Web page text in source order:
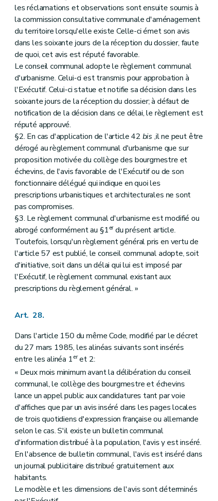
les réclamations et observations sont ensuite soumis à
la commission consultative communale d'aménagement
du territoire lorsqu'elle existe Celle-ci émet son avis
dans les soixante jours de la réception du dossier, faute
de quoi, cet avis est réputé favorable.
Le conseil communal adopte le règlement communal
d'urbanisme. Celui-ci est transmis pour approbation à
l'Exécutif. Celui-ci statue et notifie sa décision dans les
soixante jours de la réception du dossier; à défaut de
notification de la décision dans ce délai, le règlement est
réputé approuvé.
§2. En cas d'application de l'article 42 bis ,il ne peut être
dérogé au règlement communal d'urbanisme que sur
proposition motivée du collège des bourgmestre et
échevins, de l'avis favorable de l'Exécutif ou de son
fonctionnaire délégué qui indique en quoi les
prescriptions urbanistiques et architecturales ne sont
pas compromises.
§3. Le règlement communal d'urbanisme est modifié ou
abrogé conformément au §1erdu présent article.
Toutefois, lorsqu'un règlement général pris en vertu de
l'article 57 est publié, le conseil communal adopte, soit
d'initiative, soit dans un délai qui lui est imposé par
l'Exécutif, le règlement communal existant aux
prescriptions du règlement général. »
Art. 28.
Dans l'article 150 du même Code, modifié par le décret
du 27 mars 1985, les alinéas suivants sont insérés
entre les alinéa 1eret 2:
« Deux mois minimum avant la délibération du conseil
communal, le collège des bourgmestre et échevins
lance un appel public aux candidatures tant par voie
d'affiches que par un avis inséré dans les pages locales
de trois quotidiens d'expression française ou allemande
selon le cas. S'il existe un bulletin communal
d'information distribué à la population, l'avis y est inséré.
En l'absence de bulletin communal, l'avis est inséré dans
un journal publicitaire distribué gratuitement aux
habitants.
Le modèle et les dimensions de l'avis sont déterminés